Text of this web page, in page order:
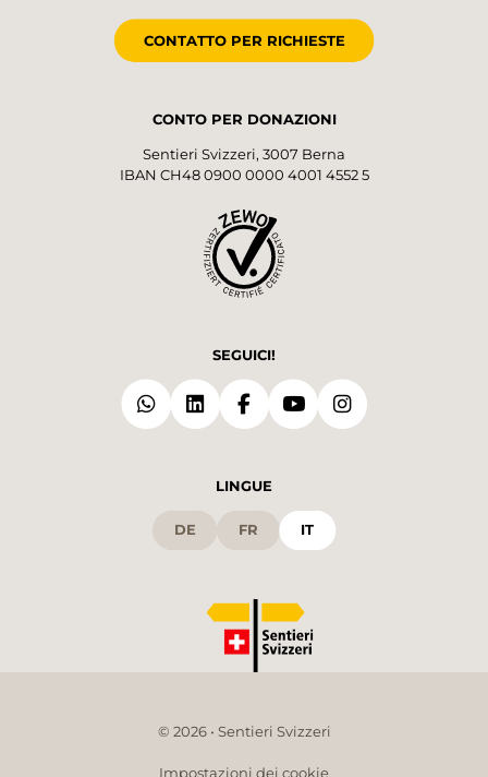
CONTATTO PER RICHIESTE
CONTO PER DONAZIONI
Sentieri Svizzeri, 3007 Berna
IBAN CH48 0900 0000 4001 4552 5
SEGUICI!
LINGUE
DE FR IT
© 2026 • Sentieri Svizzeri
Impostazioni dei cookie